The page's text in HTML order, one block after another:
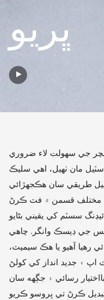
ڀريو
جي سهولت لاء ضروري
اسٽيل مان ٺهيل، اهي سليڪ
طريقي سان هڪجهڙائي
مختلف قسمن ۾ فٽ ڪرڻ
سسٽم کي يقيني بڻايو
جي ڊيسڪ وانگر. چاهي
رهيا آهيو يا هڪ سيميٽ،
اپ ۽ جديد انداز کي کولڻ
رسائي ۽ جڳهه سان